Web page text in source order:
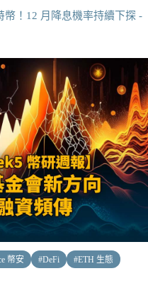
幣！12 月降息機率持續下探 -
幣安 #DeFi #ETH 生態